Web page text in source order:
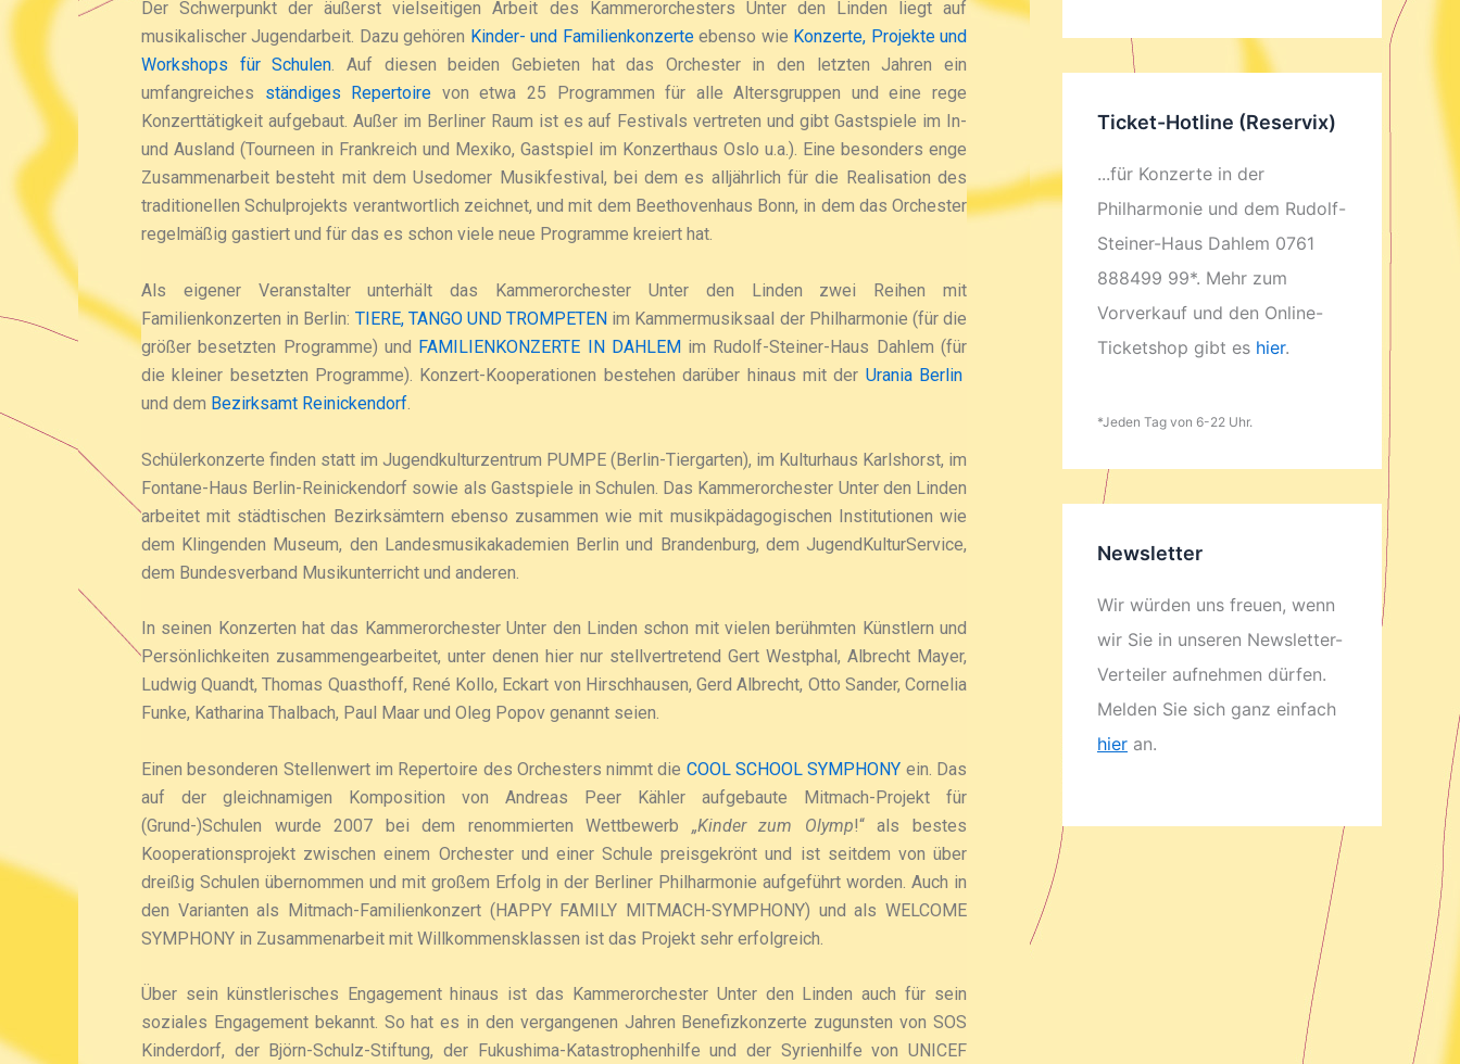
Der Schwerpunkt der äußerst vielseitigen Arbeit des Kammerorchesters Unter den Linden liegt auf
musikalischer Jugendarbeit. Dazu gehören Kinder- und Familienkonzerteebenso wie Konzerte, Projekte und
Workshops für Schulen. Auf diesen beiden Gebieten hat das Orchester in den letzten Jahren ein
umfangreiches ständiges Repertoire von etwa 25 Programmen für alle Altersgruppen und eine rege
Konzerttätigkeit aufgebaut. Außer im Berliner Raum ist es auf Festivals vertreten und gibt Gastspiele im In-
und Ausland (Tourneen in Frankreich und Mexiko, Gastspiel im Konzerthaus Oslo u.a.). Eine besonders enge
Zusammenarbeit besteht mit dem Usedomer Musikfestival, bei dem es alljährlich für die Realisation des
traditionellen Schulprojekts verantwortlich zeichnet, und mit dem Beethovenhaus Bonn, in dem das Orchester
regelmäßig gastiert und für das es schon viele neue Programme kreiert hat.
Als eigener Veranstalter unterhält das Kammerorchester Unter den Linden zwei Reihen mit
Familienkonzerten in Berlin: TIERE, TANGO UND TROMPETEN im Kammermusiksaal der Philharmonie (für die
größer besetzten Programme) und FAMILIENKONZERTE IN DAHLEMim Rudolf-Steiner-Haus Dahlem (für
die kleiner besetzten Programme). Konzert-Kooperationen bestehen darüber hinaus mit der Urania Berlin
und dem Bezirksamt Reinickendorf.
Schülerkonzerte finden statt im Jugendkulturzentrum PUMPE (Berlin-Tiergarten), im Kulturhaus Karlshorst, im
Fontane-Haus Berlin-Reinickendorf sowie als Gastspiele in Schulen. Das Kammerorchester Unter den Linden
arbeitet mit städtischen Bezirksämtern ebenso zusammen wie mit musikpädagogischen Institutionen wie
dem Klingenden Museum, den Landesmusikakademien Berlin und Brandenburg, dem JugendKulturService,
dem Bundesverband Musikunterricht und anderen.
In seinen Konzerten hat das Kammerorchester Unter den Linden schon mit vielen berühmten Künstlern und
Persönlichkeiten zusammengearbeitet, unter denen hier nur stellvertretend Gert Westphal, Albrecht Mayer,
Ludwig Quandt, Thomas Quasthoff, René Kollo, Eckart von Hirschhausen, Gerd Albrecht, Otto Sander, Cornelia
Funke, Katharina Thalbach, Paul Maar und Oleg Popov genannt seien.
Einen besonderen Stellenwert im Repertoire des Orchesters nimmt die COOL SCHOOL SYMPHONY ein. Das
auf der gleichnamigen Komposition von Andreas Peer Kähler aufgebaute Mitmach-Projekt für
(Grund-)Schulen wurde 2007 bei dem renommierten Wettbewerb „Kinder zum Olymp!“ als bestes
Kooperationsprojekt zwischen einem Orchester und einer Schule preisgekrönt und ist seitdem von über
dreißig Schulen übernommen und mit großem Erfolg in der Berliner Philharmonie aufgeführt worden. Auch in
den Varianten als Mitmach-Familienkonzert (HAPPY FAMILY MITMACH-SYMPHONY) und als WELCOME
SYMPHONY in Zusammenarbeit mit Willkommensklassen ist das Projekt sehr erfolgreich.
Über sein künstlerisches Engagement hinaus ist das Kammerorchester Unter den Linden auch für sein
soziales Engagement bekannt. So hat es in den vergangenen Jahren Benefizkonzerte zugunsten von SOS
Kinderdorf, der Björn-Schulz-Stiftung, der Fukushima-Katastrophenhilfe und der Syrienhilfe von UNICEF
Ticket-Hotline (Reservix)
...für Konzerte in der
Philharmonie und dem Rudolf-
Steiner-Haus Dahlem 0761
888499 99*. Mehr zum
Vorverkauf und den Online-
Ticketshop gibt es hier.
*Jeden Tag von 6-22 Uhr.
Newsletter
Wir würden uns freuen, wenn
wir Sie in unseren Newsletter-
Verteiler aufnehmen dürfen.
Melden Sie sich ganz einfach
hier an.